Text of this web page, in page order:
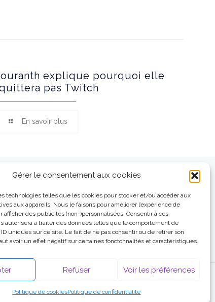
Gérer le consentement aux cookies
technologies telles que les cookies pour stocker et/ou accéder aux
aux appareils. Nous le faisons pour améliorer l’expérience de
afficher des publicités (non-)personnalisées. Consentir à ces
autorisera à traiter des données telles que le comportement de
uniques sur ce site. Le fait de ne pas consentir ou de retirer son
avoir un effet négatif sur certaines fonctonnalités et caractéristiques.
Refuser Voir les préférences
Politique de cookiesPolitique de confidentialité
explique pourquoi elle
pas Twitch
En savoir plus